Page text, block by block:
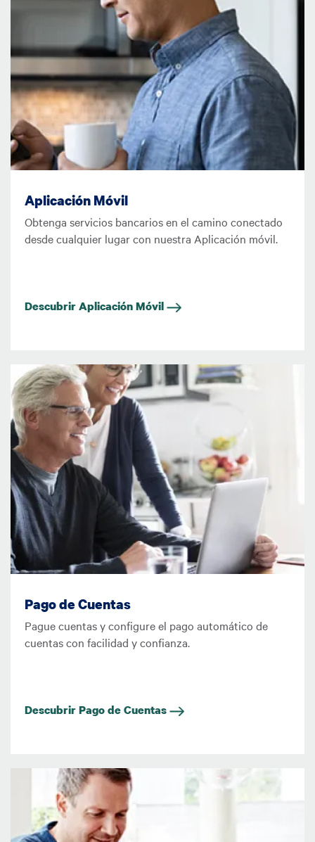
Aplicación Móvil
Obtenga servicios bancarios en el camino conectado
desde cualquier lugar con nuestra Aplicación móvil.
Descubrir Aplicación Móvil
Imagen
Pago de Cuentas
Pague cuentas y configure el pago automático de
cuentas con facilidad y confianza.
Descubrir Pago de Cuentas